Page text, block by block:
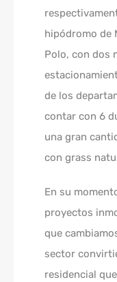
hipódromo de
Polo, con dos
de los
contar con 6
una gran
con grass
En su
proyectos
que
sector
residencial